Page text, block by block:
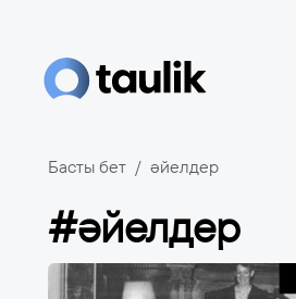
Басты бет әйелдер
#әйелдер